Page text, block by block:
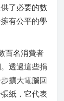
了必要的數
有公平的學
百名消費者
透過這些捐
擴大電腦回
紙，它代表